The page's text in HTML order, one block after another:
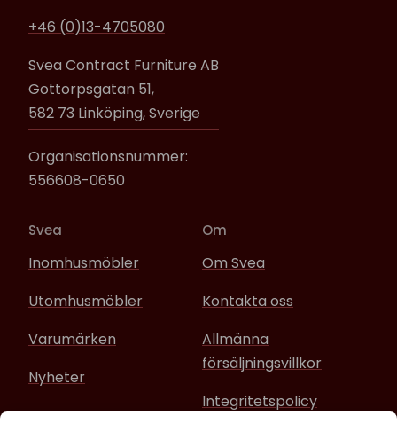
+46 (0)13-4705080
Svea Contract Furniture AB
Gottorpsgatan 51,
582 73 Linköping, Sverige
Organisationsnummer:
556608-0650
Svea
Inomhusmöbler
Utomhusmöbler
Varumärken
Nyheter
Om
Om Svea
Kontakta oss
Allmänna
försäljningsvillkor
Integritetspolicy